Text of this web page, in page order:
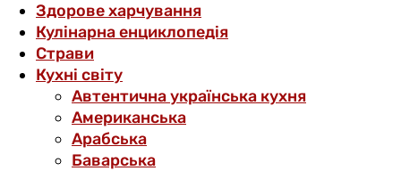
Здорове харчування
Кулінарна енциклопедія
Страви
Кухні світу
Автентична українська кухня
Американська
Арабська
Баварська